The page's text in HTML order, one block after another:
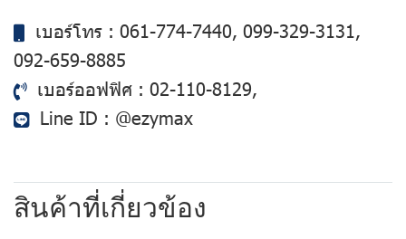
เบอร์โทร : 061-774-7440, 099-329-3131 ,
092-659-8885
เบอร์ออฟฟิศ : 02-110-8129,
Line ID : @ezymax
สินค้าที่เกี่ยวข้อง